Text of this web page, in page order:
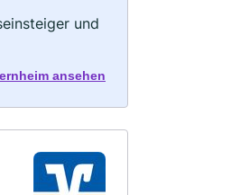
und
ansehen